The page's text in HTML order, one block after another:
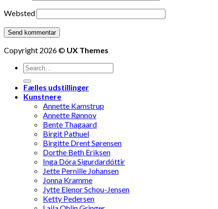
Websted
Copyright 2026 © UX Themes
Fælles udstillinger
Kunstnere
Annette Kamstrup
Annette Rønnov
Bente Thagaard
Birgit Pathuel
Birgitte Drent Sørensen
Dorthe Beth Eriksen
Inga Dóra Sigurdardóttir
Jette Pernille Johansen
Jonna Kramme
Jytte Elenor Schou-Jensen
Ketty Pedersen